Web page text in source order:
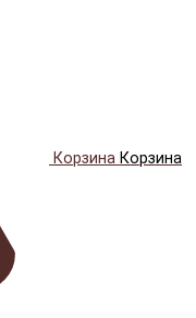
Корзина Корзина